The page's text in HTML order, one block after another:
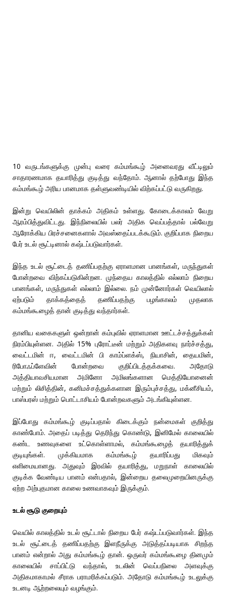
10 வருடங்களுக்கு முன்பு வரை கம்மங்கூழ் அனைவரது வீட்டிலும்
சாதாரணமாக தயாரித்து குடித்து வந்தோம். ஆனால் தற்போது இந்த
கம்மங்கூழ் அரிய பானமாக தள்ளுவண்டியில் விற்கப்பட்டு வருகிறது.
இன்று வெயிலின் தாக்கம் அதிகம் உள்ளது. கோடைக்காலம் வேறு
ஆரம்பித்துவிட்டது. இந்நிலையில் பலர் அதிக வெப்பத்தால் பல்வேறு
ஆரோக்கிய பிரச்சனைகளால் அவஸ்தைப்படக்கூடும். குறிப்பாக நிறைய
பேர் உடல் சூட்டினால் கஷ்டப்படுவார்கள்.
இந்த உடல் சூட்டைத் தணிப்பதற்கு ஏராளமான பானங்கள், மருந்துகள்
போன்றவை விற்கப்படுகின்றன. முந்தைய காலத்தில் எல்லாம் நிறைய
பானங்கள், மருந்துகள் எல்லாம் இல்லை. நம் முன்னோர்கள் வெயிலால்
ஏற்படும் தாக்கத்தைத் தணிப்பதற்கு பழங்காலம் முதலாக
கம்மங்கூழைத் தான் குடித்து வந்தார்கள்.
தானிய வகைகளுள் ஒன்றான் கம்புவில் ஏராளமான ஊட்டச்சத்துக்கள்
நிரம்பியுள்ளன. அதில் 15% புரோட்டீன் மற்றும் அதிகளவு நார்ச்சத்து,
வைட்டமின் ஈ, வைட்டமின் பி காம்ப்ளக்ஸ், நியாசின், தையமின்,
ரிபோஃப்ளேவின் போன்றவை குறிப்பிடத்தக்கவை. அதோடு
அத்தியாவசியமான அமினோ அமிலங்களான மெத்தியோனைன்
மற்றும் லிசித்தின், கனிமச்சத்துக்களான இரும்புச்சத்து, மக்னீசியம்,
பாஸ்பரஸ் மற்றும் பொட்டாசியம் போன்றவகளும் அடங்கியுள்ளன.
இப்போது கம்மங்கூழ் குடிப்பதால் கிடைக்கும் நன்மைகள் குறித்து
காண்போம். அதைப் படித்து தெரிந்து கொண்டு, இனிமேல் காலையில்
கண்ட உணவுகளை உட்கொள்ளாமல், கம்மங்கூழைத் தயாரித்துக்
குடியுங்கள். முக்கியமாக கம்மங்கூழ் தயாரிப்பது மிகவும்
எளிமையானது. அதுவும் இரவில் தயாரித்து, மறுநாள் காலையில்
குடிக்க வேண்டிய பானம் என்பதால், இன்றைய தலைமுறையினருக்கு
ஏற்ற அற்புதமான காலை உணவாகவும் இருக்கும்.
உடல் சூடு குறையும்
வெயில் காலத்தில் உடல் சூட்டால் நிறைய பேர் கஷ்டப்படுவார்கள். இந்த
உடல் சூட்டைத் தணிப்பதற்கு இளநீருக்கு அடுத்தப்படியாக சிறந்த
பானம் என்றால் அது கம்மங்கூழ் தான். ஒருவர் கம்மங்கூழை தினமும்
காலையில் சாப்பிட்டு வந்தால், உடலின் வெப்பநிலை அளவுக்கு
அதிகமாகாமல் சீராக பராமரிக்கப்படும். அதோடு கம்மங்கூழ் உடலுக்கு
உடனடி ஆற்றலையும் வழங்கும்.